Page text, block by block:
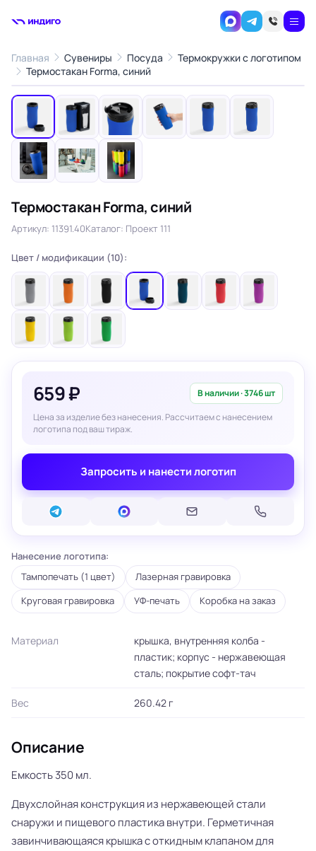
Главная Сувениры Посуда
Термокружки с логотипом
Термостакан Forma, синий
‹ ›
Термостакан Forma, синий
Артикул: 11391.40Каталог: Проект 111
Цвет / модификации (10):
659 ₽ В наличии · 3746 шт
Цена за изделие без нанесения. Рассчитаем с нанесением
логотипа под ваш тираж.
Запросить и нанести логотип
Нанесение логотипа:
Тампопечать (1 цвет)
Лазерная гравировка
Круговая гравировка
УФ-печать Коробка на заказ
Материал
крышка, внутренняя колба -
пластик; корпус - нержавеющая
сталь; покрытие софт-тач
Вес 260.42 г
Описание
Емкость 350 мл.
Двухслойная конструкция из нержавеющей стали
снаружи и пищевого пластика внутри. Герметичная
завинчивающаяся крышка с откидным клапаном для